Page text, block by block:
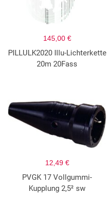
145,00 €
PILLULK2020 Illu-Lichterkette
20m 20Fass
12,49 €
PVGK 17 Vollgummi-
Kupplung 2,5² sw